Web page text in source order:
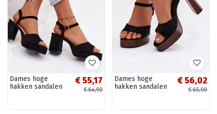
Dames hoge
hakken sandalen
€ 55,17
€ 64,90
Dames hoge
hakken sandalen
€ 56,02
€ 65,90